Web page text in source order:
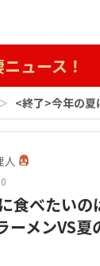
ュース！
＞ <終了>今年の夏
人
食べたいの
ーメンVS夏